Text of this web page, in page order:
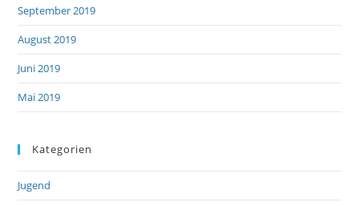
September 2019
August 2019
Juni 2019
Mai 2019
Kategorien
Jugend